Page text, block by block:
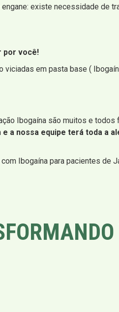
existe necessidade de
por você!
em pasta base (
Ibogaína são muitos e todos
a nossa equipe terá toda a
Ibogaína para pacientes de